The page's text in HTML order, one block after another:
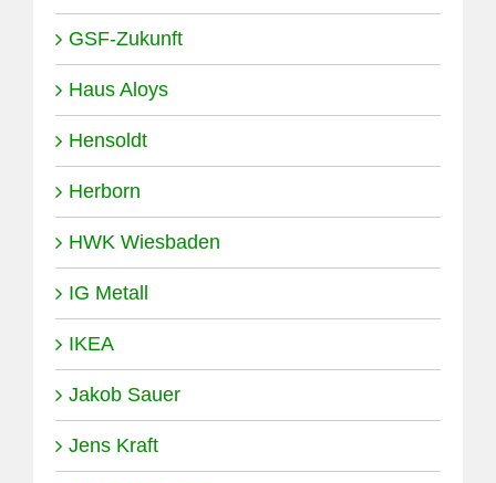
GSF-Zukunft
Haus Aloys
Hensoldt
Herborn
HWK Wiesbaden
IG Metall
IKEA
Jakob Sauer
Jens Kraft